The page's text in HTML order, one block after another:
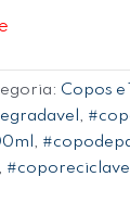
Copos e
,
,
,